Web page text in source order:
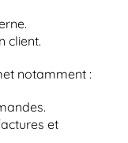
client.
notamment :
et